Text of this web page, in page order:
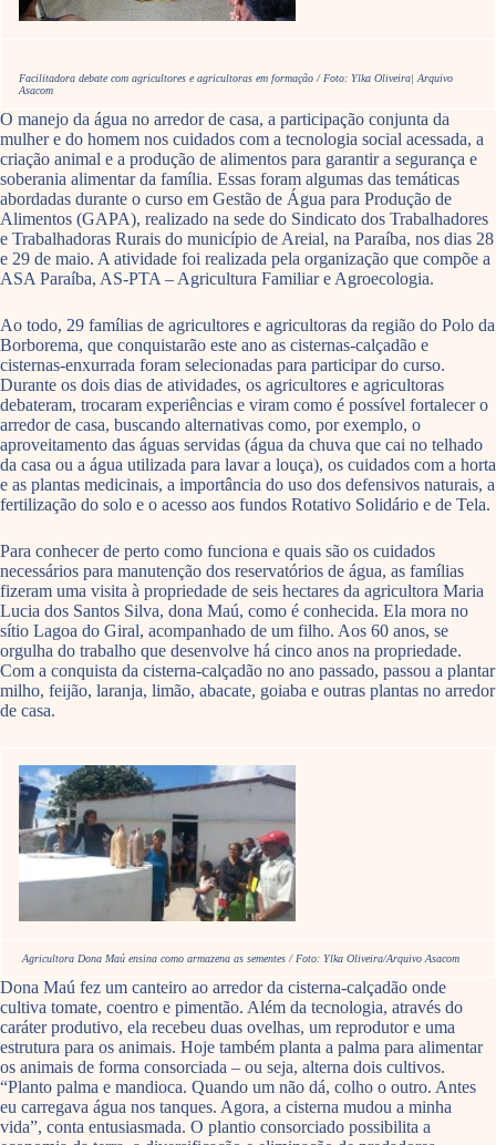
Facilitadora debate com agricultores e agricultoras em formação / Foto: Ylka Oliveira| Arquivo
Asacom
O manejo da água no arredor de casa, a participação conjunta da
mulher e do homem nos cuidados com a tecnologia social acessada, a
criação animal e a produção de alimentos para garantir a segurança e
soberania alimentar da família. Essas foram algumas das temáticas
abordadas durante o curso em Gestão de Água para Produção de
Alimentos (GAPA), realizado na sede do Sindicato dos Trabalhadores
e Trabalhadoras Rurais do município de Areial, na Paraíba, nos dias 28
e 29 de maio. A atividade foi realizada pela organização que compõe a
ASA Paraíba, AS-PTA – Agricultura Familiar e Agroecologia.
Ao todo, 29 famílias de agricultores e agricultoras da região do Polo da
Borborema, que conquistarão este ano as cisternas-calçadão e
cisternas-enxurrada foram selecionadas para participar do curso.
Durante os dois dias de atividades, os agricultores e agricultoras
debateram, trocaram experiências e viram como é possível fortalecer o
arredor de casa, buscando alternativas como, por exemplo, o
aproveitamento das águas servidas (água da chuva que cai no telhado
da casa ou a água utilizada para lavar a louça), os cuidados com a horta
e as plantas medicinais, a importância do uso dos defensivos naturais, a
fertilização do solo e o acesso aos fundos Rotativo Solidário e de Tela.
Para conhecer de perto como funciona e quais são os cuidados
necessários para manutenção dos reservatórios de água, as famílias
fizeram uma visita à propriedade de seis hectares da agricultora Maria
Lucia dos Santos Silva, dona Maú, como é conhecida. Ela mora no
sítio Lagoa do Giral, acompanhado de um filho. Aos 60 anos, se
orgulha do trabalho que desenvolve há cinco anos na propriedade.
Com a conquista da cisterna-calçadão no ano passado, passou a plantar
milho, feijão, laranja, limão, abacate, goiaba e outras plantas no arredor
de casa.
Agricultora Dona Maú ensina como armazena as sementes / Foto: Ylka Oliveira/Arquivo Asacom
Dona Maú fez um canteiro ao arredor da cisterna-calçadão onde
cultiva tomate, coentro e pimentão. Além da tecnologia, através do
caráter produtivo, ela recebeu duas ovelhas, um reprodutor e uma
estrutura para os animais. Hoje também planta a palma para alimentar
os animais de forma consorciada – ou seja, alterna dois cultivos.
“Planto palma e mandioca. Quando um não dá, colho o outro. Antes
eu carregava água nos tanques. Agora, a cisterna mudou a minha
vida”, conta entusiasmada. O plantio consorciado possibilita a